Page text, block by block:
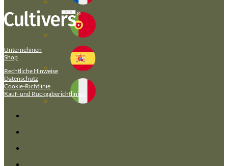
Unternehmen
Shop
Rechtliche Hinweise
Datenschutz
Cookie-Richtlinie
Kauf- und Rückgaberichtlinien